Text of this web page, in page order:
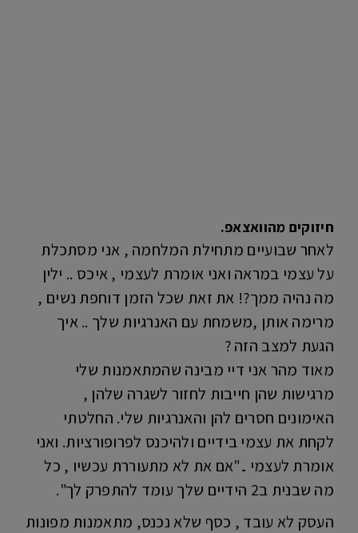
חיזוקים מהוואצאפ.
לאחר שבועיים מתחילת המלחמה , אני מסתכלת
על עצמי במראה ואני אומרת לעצמי , איכס .. ילין
מה נהיה ממך?! את זאת שכל הזמן דוחפת נשים ,
מרימה אותן ,משמחת עם האנרגיות שלך .. איך
הגעת למצב הזה ?
מאוד מהר אני דיי מבינה שהמתאמנות שלי
מרגישות שהן חייבות לחזור לשגרה שלהן ,
האימונים חסרים להן והאנרגיות שלי. החלטתי
לקחת את עצמי בידיים ולהיכנס לפרופורציות. ואני
אומרת לעצמי .."אם את לא מתעוררת עכשיו , כל
מה שבנית ב2 הידיים שלך עומד להתפרק לך".
העסק לא עובד , כסף שלא נכנס, מתאמנות מפונות